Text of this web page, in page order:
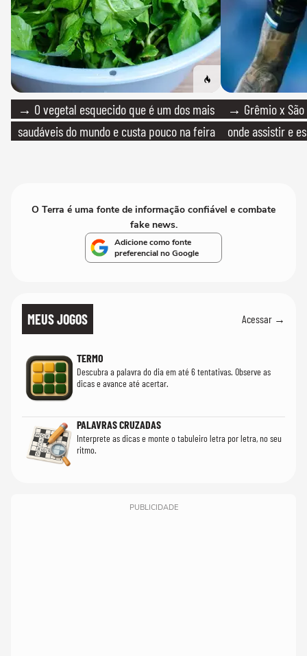
→ O vegetal esquecido que é um dos mais
saudáveis do mundo e custa pouco na feira
→ Grêmio x São
onde assistir e
O Terra é uma fonte de informação confiável e combate
fake news.
Adicione como fonte
preferencial no Google
MEUS JOGOS Acessar →
TERMO
Descubra a palavra do dia em até 6 tentativas. Observe as
dicas e avance até acertar.
PALAVRAS CRUZADAS
Interprete as dicas e monte o tabuleiro letra por letra, no seu
ritmo.
PUBLICIDADE